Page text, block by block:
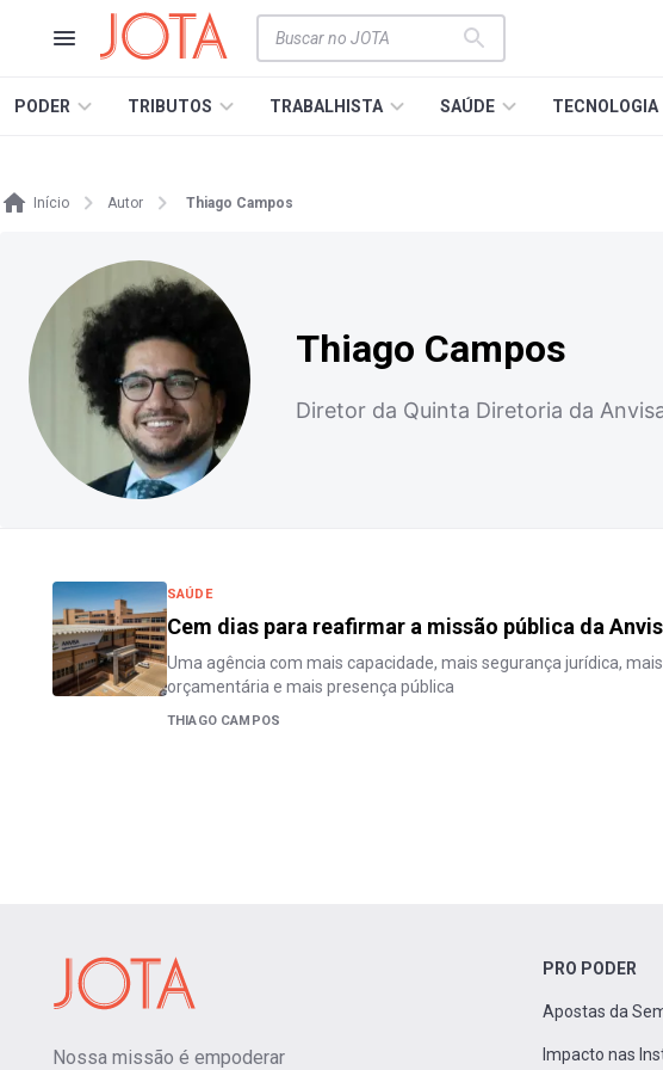
PODER TRIBUTOS TRABALHISTA SAÚDE TECNOLOGIA
Início Autor Thiago Campos
Thiago Campos
Diretor da Quinta Diretoria da
SAÚDE
Cem dias para reafirmar a missão pública da
Uma agência com mais capacidade, mais segurança jurídica,
orçamentária e mais presença pública
THIAGO CAMPOS
Nossa missão é empoderar
PRO PODER
Apostas da
Impacto nas